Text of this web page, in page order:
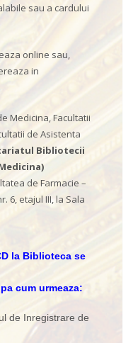
sau a cardului
online sau,
in
Medicina, Facultatii
de Asistenta
Bibliotecii
de Farmacie –
6, etajul III, la Sala
la Biblioteca se
cum urmeaza:
de Inregistrare de